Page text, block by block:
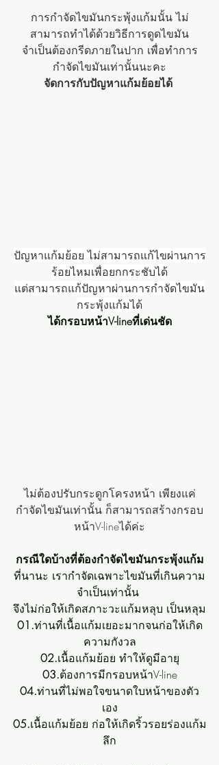
การกำจัดไขมันกระพุ้งแก้มนั้น ไม่
สามารถทำได้ด้วยวิธีการดูดไขมัน
จำเป็นต้องกรีดภายในปาก เพื่อทำการ
กำจัดไขมันเท่านั้นนะคะ
จัดการกับปัญหาแก้มย้อยได้
ปัญหาแก้มย้อย ไม่สามารถแก้ไขผ่านการ
ร้อยไหมเพื่อยกกระชับได้
แต่สามารถแก้ปัญหาผ่านการกำจัดไขมัน
กระพุ้งแก้มได้
ได้กรอบหน้าV-lineที่เด่นชัด
ไม่ต้องปรับกระดูกโครงหน้า เพียงแค่
กำจัดไขมันเท่านั้น ก็สามารถสร้างกรอบ
หน้าV-lineได้ค่ะ
กรณีใดบ้างที่ต้องกำจัดไขมันกระพุ้งแก้ม
ที่นานะ เรากำจัดเฉพาะไขมันที่เกินความ
จำเป็นเท่านั้น
จึงไม่ก่อให้เกิดสภาะวะแก้มหลุบ เป็นหลุม
01.ท่านที่เนื้อแก้มเยอะมากจนก่อให้เกิด
ความกังวล
02.เนื้อแก้มย้อย ทำให้ดูมีอายุ
03.ต้องการมีกรอบหน้าV-line
04.ท่านที่ไม่พอใจขนาดใบหน้าของตัว
เอง
05.เนื้อแก้มย้อย ก่อให้เกิดริ้วรอยร่องแก้ม
ลึก